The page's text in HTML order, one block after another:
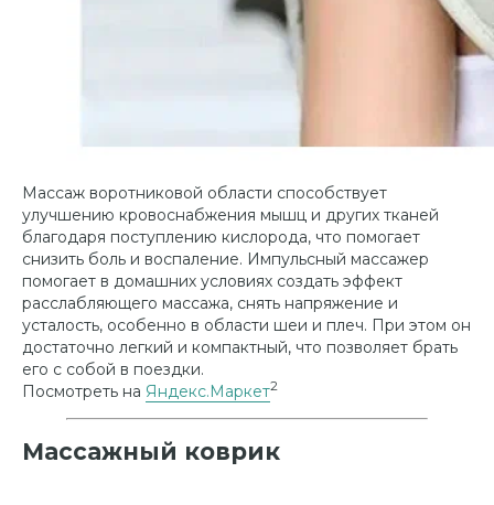
Массаж воротниковой области способствует
улучшению кровоснабжения мышц и других тканей
благодаря поступлению кислорода, что помогает
снизить боль и воспаление. Импульсный массажер
помогает в домашних условиях создать эффект
расслабляющего массажа, снять напряжение и
усталость, особенно в области шеи и плеч. При этом он
достаточно легкий и компактный, что позволяет брать
его с собой в поездки.
Посмотреть на Яндекс.Маркет2
Массажный коврик